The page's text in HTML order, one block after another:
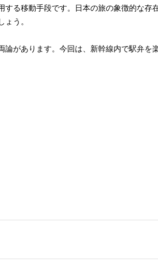
る移動手段です。日本の旅の象徴的な存
ょう。
論があります。今回は、新幹線内で駅弁を
響を与えるかという視点で、お金の知識がない方でも理解